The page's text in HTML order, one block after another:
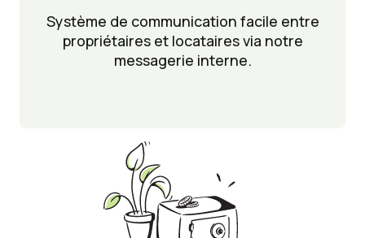
Système de communication facile entre
propriétaires et locataires via notre
messagerie interne.